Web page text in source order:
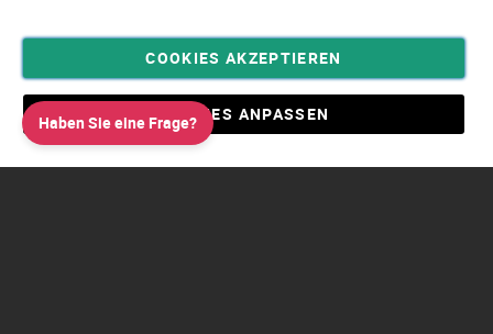
Privatsphäre und Datenschutz
Allgemeine Geschäftsbedingungen AGB
Impressum
Haben Sie eine Frage?
COOKIES AKZEPTIEREN
COOKIES ANPASSEN